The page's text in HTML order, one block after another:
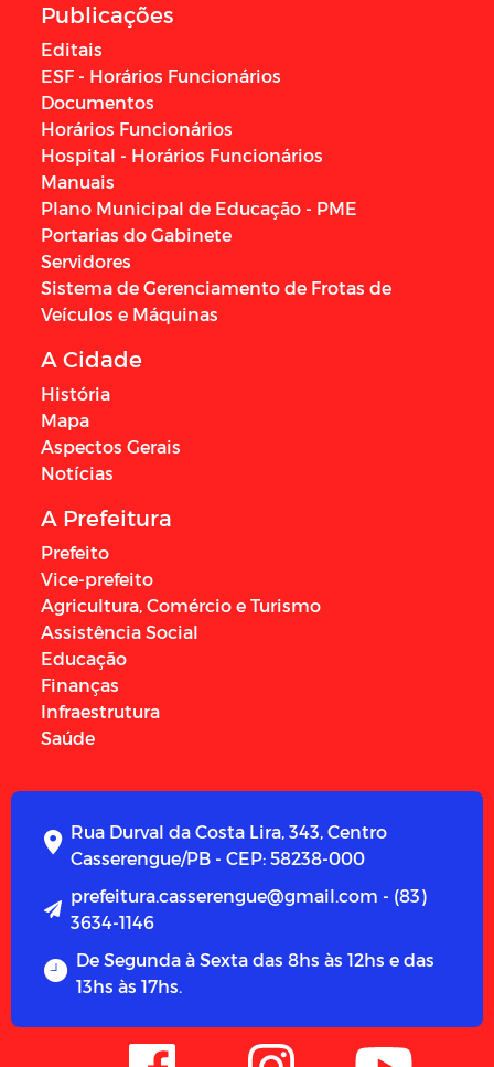
Publicações
Editais
ESF - Horários Funcionários
Documentos
Horários Funcionários
Hospital - Horários Funcionários
Manuais
Plano Municipal de Educação - PME
Portarias do Gabinete
Servidores
Sistema de Gerenciamento de Frotas de
Veículos e Máquinas
A Cidade
História
Mapa
Aspectos Gerais
Notícias
A Prefeitura
Prefeito
Vice-prefeito
Agricultura, Comércio e Turismo
Assistência Social
Educação
Finanças
Infraestrutura
Saúde
Rua Durval da Costa Lira, 343, Centro
Casserengue/PB - CEP: 58238-000
prefeitura.casserengue@gmail.com - (83)
3634-1146
De Segunda à Sexta das 8hs às 12hs e das
13hs às 17hs.